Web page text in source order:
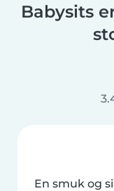
Babysits
En smuk og